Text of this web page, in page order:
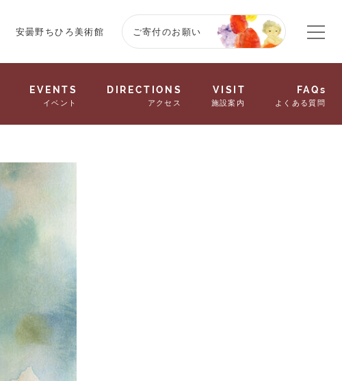
安曇野ちひろ美術館 ご寄付のお願い
EVENTS
イベント
DIRECTIONS
アクセス
VISIT
施設案内
FAQs
よくある質問